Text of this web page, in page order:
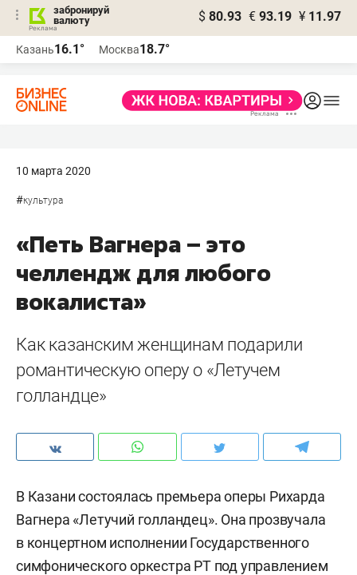
забронируй
валюту
$ 80.93 € 93.19 ¥ 11.97
Казань16.1° Москва18.7°
10 марта 2020
#культура
«Петь Вагнера – это
челлендж для любого
вокалиста»
Как казанским женщинам подарили
романтическую оперу о «Летучем
голландце»
В Казани состоялась премьера оперы Рихарда
Вагнера «Летучий голландец». Она прозвучала
в концертном исполнении Государственного
симфонического оркестра РТ под управлением